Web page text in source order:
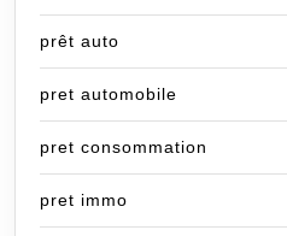
prêt auto
pret automobile
pret consommation
pret immo